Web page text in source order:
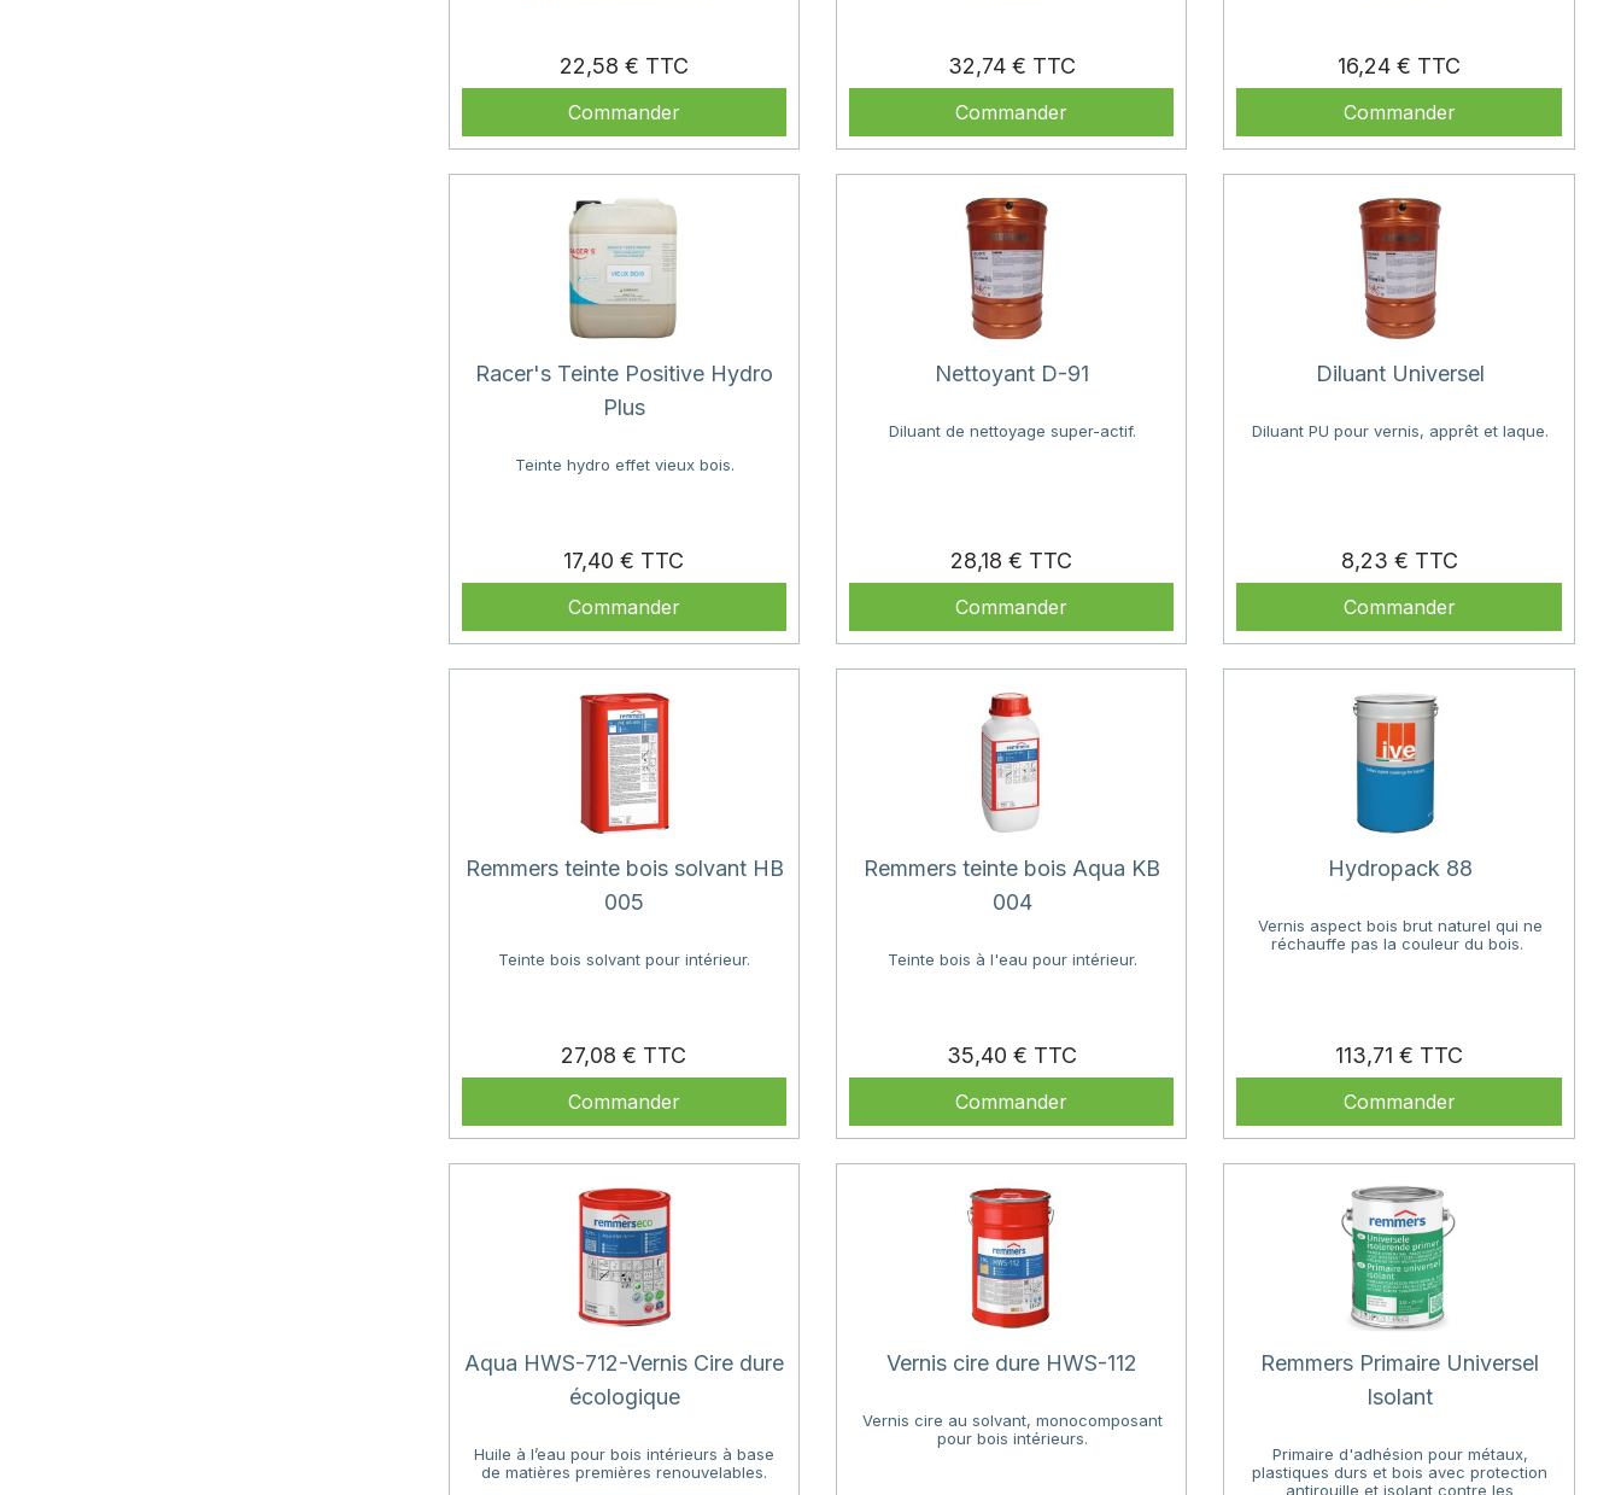
22,58 €
Prix
Commander
32,74 €
Prix
Commander
16,24 €
Commander
Racer's Teinte Positive Hydro
Plus
Teinte hydro effet vieux bois.
17,40 €
Commander
Nettoyant D-91
Diluant de nettoyage super-actif.
28,18 €
Commander
Diluant Universel
Diluant PU pour vernis, apprêt et laque.
8,23 €
Prix
Commander
Remmers teinte bois solvant HB
005
Teinte bois solvant pour intérieur.
27,08 €
Commander
Remmers teinte bois Aqua KB
004
Teinte bois à l'eau pour intérieur.
35,40 €
Prix
Commander
Hydropack 88
Vernis aspect bois brut naturel qui ne
réchauffe pas la couleur du bois.
113,71 €
Commander
Aqua HWS-712-Vernis Cire dure
écologique
Huile à l’eau pour bois intérieurs à base
de matières premières renouvelables.
Vernis cire dure HWS-112
Vernis cire au solvant, monocomposant
pour bois intérieurs.
Remmers Primaire Universel
Isolant
Primaire d'adhésion pour métaux,
plastiques durs et bois avec protection
antirouille et isolant contre les